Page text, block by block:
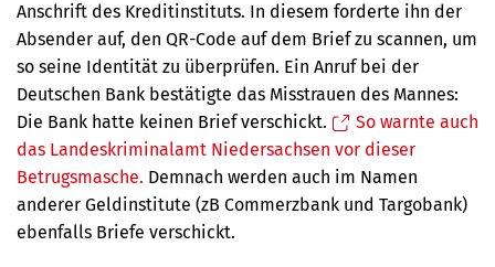
Anschrift des Kreditinstituts. In diesem forderte ihn der
Absender auf, den QR-Code auf dem Brief zu scannen, um
so seine Identität zu überprüfen. Ein Anruf bei der
Deutschen Bank bestätigte das Misstrauen des Mannes:
Die Bank hatte keinen Brief verschickt.
So warnte auch
das Landeskriminalamt Niedersachsen vor dieser
Betrugsmasche. Demnach werden auch im Namen
anderer Geldinstitute (zB Commerzbank und Targobank)
ebenfalls Briefe verschickt.